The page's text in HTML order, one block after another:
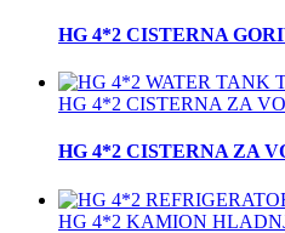
HG 4*2 CISTERNA
HG 4*2 CISTERNA ZA
HG 4*2 CISTERNA ZA
HG 4*2 KAMION